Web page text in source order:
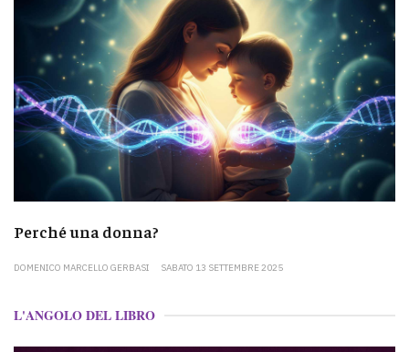
Perché una donna?
DOMENICO MARCELLO GERBASI SABATO 13 SETTEMBRE 2025
L'ANGOLO DEL LIBRO